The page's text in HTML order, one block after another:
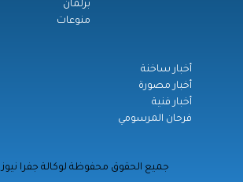
برلمان
منوعات
أخبار ساخنة
أخبار مصورة
أخبار فنية
فرحان المرسومي
© جميع الحقوق محفوظة لوكالة جفرا نيوز 2024